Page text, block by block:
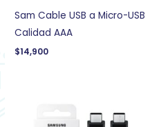
Sam Cable USB a Micro-USB
Calidad AAA
$14,900